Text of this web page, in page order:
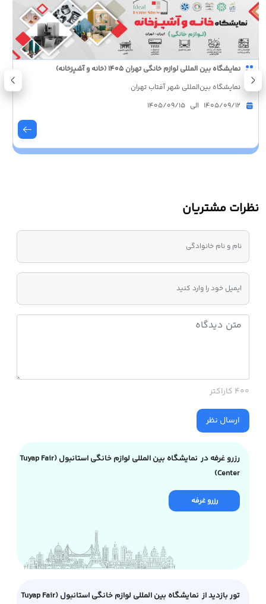
نمایشگاه بین المللی لوازم خانگی تهران 1405 (خانه و آشپزخانه)
نمایشگاه بین‌المللی شهر آفتاب تهران
1405/09/12 الی 1405/09/15
نظرات مشتریان
400 کاراکتر
ارسال نظر
رزرو غرفه در نمایشگاه بین المللی لوازم خانگی استانبول (Tuyap Fair
Center)
رزرو غرفه
تور بازدید از نمایشگاه بین المللی لوازم خانگی استانبول (Tuyap Fair